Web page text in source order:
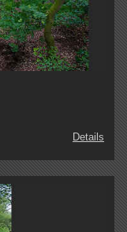
Details